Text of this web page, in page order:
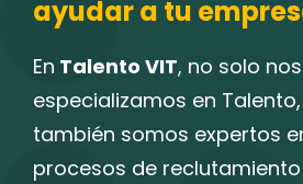
ayudar a tu
En Talento VIT, no solo nos
especializamos en
también somos expertos
procesos de